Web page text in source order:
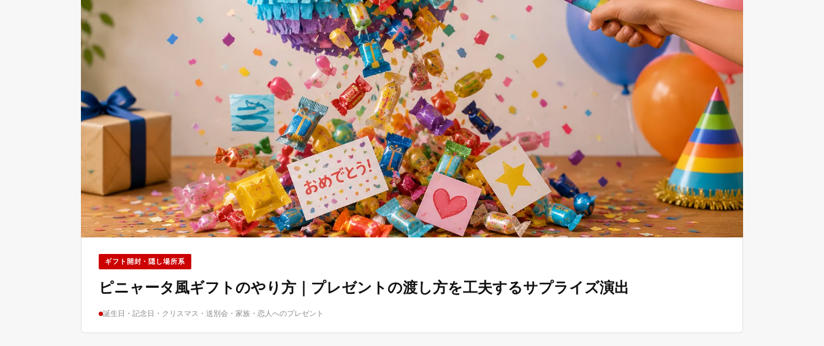
ギフト開封・隠し場所系
ピニャータ風ギフトのやり方｜プレゼントの渡し方を工夫するサプライズ演出
誕生日・記念日・クリスマス・送別会・家族・恋人へのプレゼント